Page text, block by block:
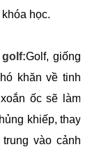
học.
golf:Golf, giống
khăn về tinh
ốc sẽ làm
khiếp, thay
vào cảnh